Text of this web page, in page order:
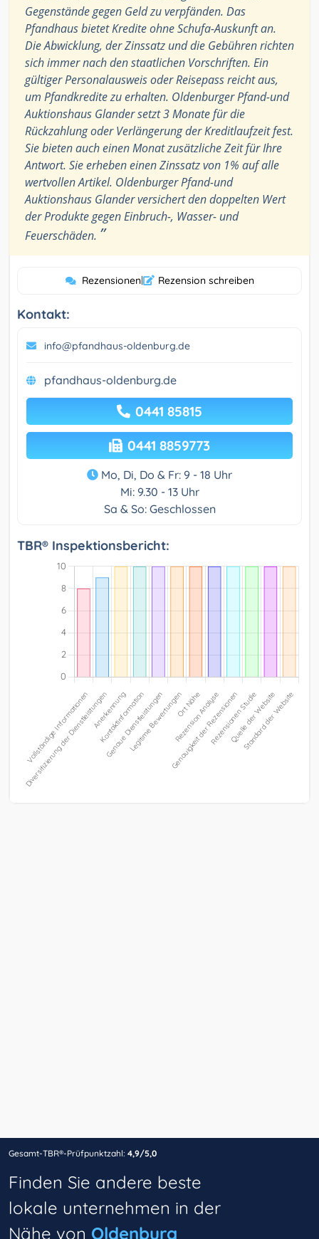
Gegenstände gegen Geld zu verpfänden. Das
Pfandhaus bietet Kredite ohne Schufa-Auskunft an.
Die Abwicklung, der Zinssatz und die Gebühren richten
sich immer nach den staatlichen Vorschriften. Ein
gültiger Personalausweis oder Reisepass reicht aus,
um Pfandkredite zu erhalten. Oldenburger Pfand-und
Auktionshaus Glander setzt 3 Monate für die
Rückzahlung oder Verlängerung der Kreditlaufzeit fest.
Sie bieten auch einen Monat zusätzliche Zeit für Ihre
Antwort. Sie erheben einen Zinssatz von 1% auf alle
wertvollen Artikel. Oldenburger Pfand-und
Auktionshaus Glander versichert den doppelten Wert
der Produkte gegen Einbruch-, Wasser- und
Feuerschäden. ”
Rezensionen| Rezension schreiben
Kontakt:
info@pfandhaus-oldenburg.de
pfandhaus-oldenburg.de
0441 85815
0441 8859773
Mo, Di, Do & Fr: 9 - 18 Uhr
Mi: 9.30 - 13 Uhr
Sa & So: Geschlossen
TBR® Inspektionsbericht:
Gesamt-TBR®-Prüfpunktzahl: 4,9/5,0
Finden Sie andere beste
lokale unternehmen in der
Nähe von Oldenburg